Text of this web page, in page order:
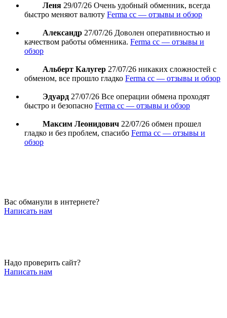
Леня 29/07/26 Очень удобный обменник, всегда
быстро меняют валюту Ferma cc — отзывы и обзор
Александр 27/07/26 Доволен оперативностью и
качеством работы обменника. Ferma cc — отзывы и
обзор
Альберт Калугер 27/07/26 никаких сложностей с
обменом, все прошло гладко Ferma cc — отзывы и обзор
Эдуард 27/07/26 Все операции обмена проходят
быстро и безопасно Ferma cc — отзывы и обзор
Максим Леонидович 22/07/26 обмен прошел
гладко и без проблем, спасибо Ferma cc — отзывы и
обзор
Вас обманули в интернете?
Написать нам
Надо проверить сайт?
Написать нам